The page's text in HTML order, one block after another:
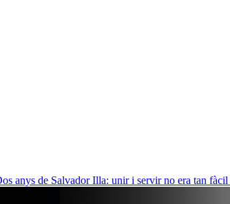
anys de Salvador Illa: unir i servir no era tan fàcil